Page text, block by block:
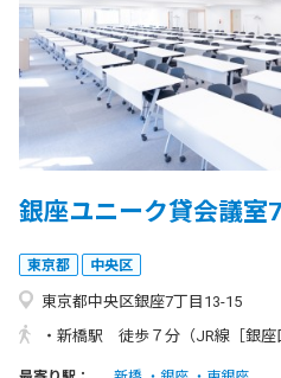
銀座ユニーク貸会議室
東京都 中央区
東京都中央区銀座7丁目13-15
・新橋駅 徒歩７分（JR線［銀座口］・都営浅草線［A1出口］・東京メトロ銀座駅［1番出口］） ・銀座駅 徒歩５分（銀座線・丸の内線・